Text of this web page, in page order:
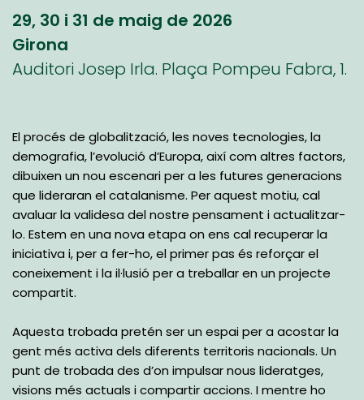
29, 30 i 31 de maig de 2026
Girona
Auditori Josep Irla. Plaça Pompeu Fabra, 1.
El procés de globalització, les noves tecnologies, la
demografia, l’evolució d’Europa, així com altres factors,
dibuixen un nou escenari per a les futures generacions
que lideraran el catalanisme. Per aquest motiu, cal
avaluar la validesa del nostre pensament i actualitzar-
lo. Estem en una nova etapa on ens cal recuperar la
iniciativa i, per a fer-ho, el primer pas és reforçar el
coneixement i la il·lusió per a treballar en un projecte
compartit.
Aquesta trobada pretén ser un espai per a acostar la
gent més activa dels diferents territoris nacionals. Un
punt de trobada des d’on impulsar nous lideratges,
visions més actuals i compartir accions. I mentre ho